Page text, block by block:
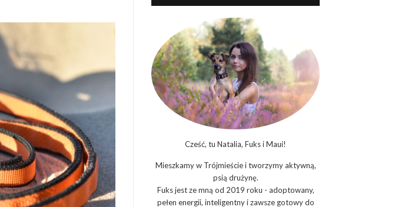
Cześć, tu Natalia, Fuks i Maui!
Mieszkamy w Trójmieście i tworzymy aktywną,
psią drużynę.
Fuks jest ze mną od 2019 roku - adoptowany,
pełen energii, inteligentny i zawsze gotowy do